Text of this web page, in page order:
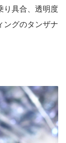
り具合、透明度
ングのタンザナ